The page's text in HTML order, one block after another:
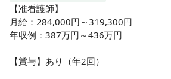
【准看護師】
月給：284,000円～319,300円
年収例：387万円～436万円
【賞与】あり（年2回）